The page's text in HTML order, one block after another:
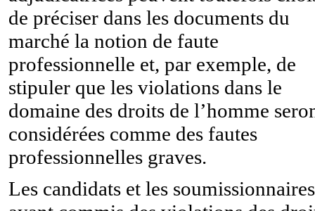
de préciser dans les documents du
marché la notion de faute
professionnelle et, par exemple, de
stipuler que les violations dans le
domaine des droits de l’homme
considérées comme des fautes
professionnelles graves.
Les candidats et les soumissionnaires